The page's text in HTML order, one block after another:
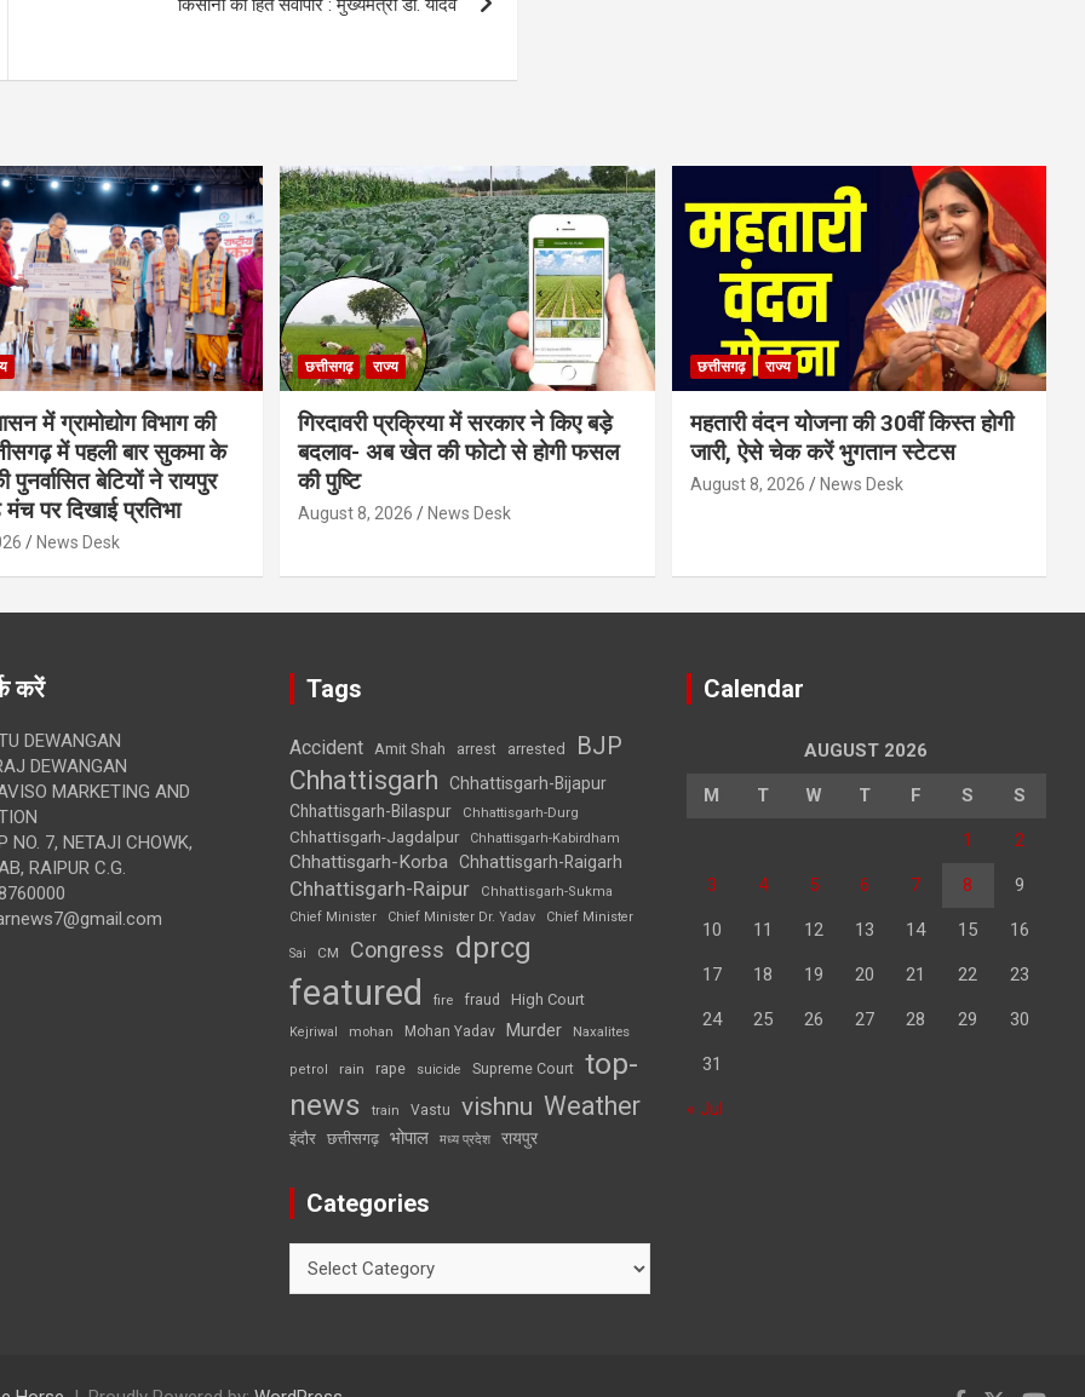
किसानों का हित सर्वोपरि : मुख्यमंत्री डॉ. यादव
में ग्रामोद्योग विभाग की
में पहली बार सुकमा के
पुनर्वासित बेटियों ने रायपुर
पर दिखाई प्रतिभा
News Desk
छत्तीसगढ़ राज्य
गिरदावरी प्रक्रिया में सरकार ने किए बड़े
बदलाव- अब खेत की फोटो से होगी फसल
की पुष्टि
August 8, 2026 News Desk
छत्तीसगढ़ राज्य
महतारी वंदन योजना की 30वीं किस्त होगी
जारी, ऐसे चेक करें भुगतान स्टेटस
August 8, 2026 News Desk
करें
DEWANGAN
DEWANGAN
MARKETING AND
NO. 7, NETAJI CHOWK,
RAIPUR C.G.
Tags
Accident Amit Shah arrest arrested BJP
Chhattisgarh
Chhattisgarh-Bijapur
Chhattisgarh-Bilaspur
Chhattisgarh-Durg
Chhattisgarh-Jagdalpur Chhattisgarh-Kabirdham
Chhattisgarh-Korba Chhattisgarh-Raigarh
Chhattisgarh-Raipur
Chhattisgarh-Sukma
Chief Minister
Chief Minister Dr. Yadav Chief Minister
Sai CM Congress dprcg
featured fire fraud High Court
Kejriwal mohan Mohan Yadav Murder Naxalites
petrol rain rape suicide Supreme Court top-
news
train Vastu vishnu Weather
इंदौर छत्तीसगढ़ भोपाल मध्य प्रदेश रायपुर
Categories
Calendar
AUGUST 2026
M T W T F S S
1 2
3 4 5 6 7 8 9
10 11 12 13 14 15 16
17 18 19 20 21 22 23
24 25 26 27 28 29 30
31
« Jul